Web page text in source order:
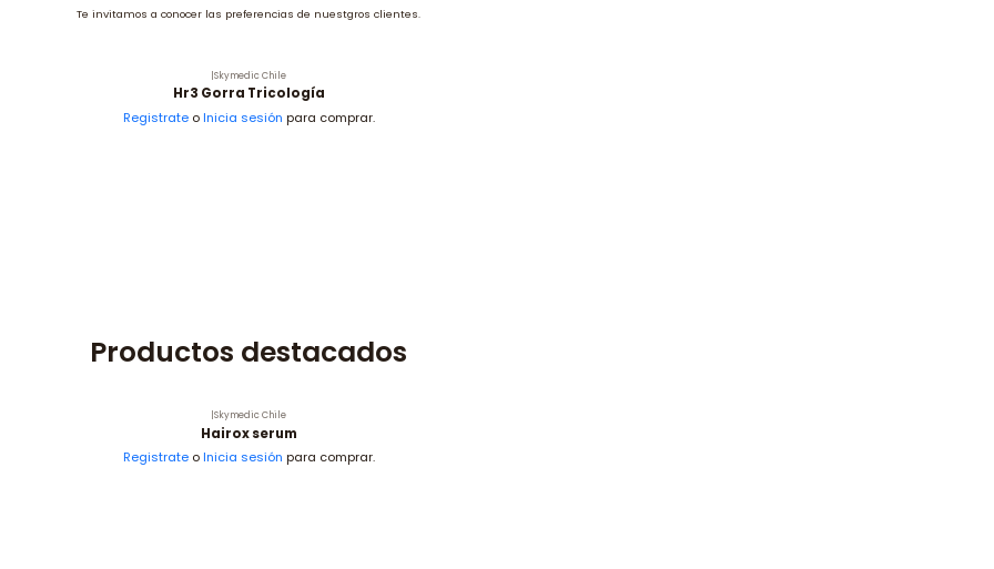
Te invitamos a conocer las preferencias de nuestgros clientes.
|Skymedic Chile
Hr3 Gorra Tricología
Registrateo Inicia sesión para comprar.
Productos destacados
|Skymedic Chile
Hairox serum
Registrateo Inicia sesión para comprar.